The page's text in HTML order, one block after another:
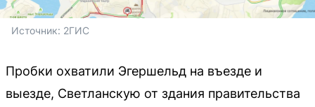
Источник: 2ГИС
Пробки охватили Эгершельд на въезде и
выезде, Светланскую от здания правительства